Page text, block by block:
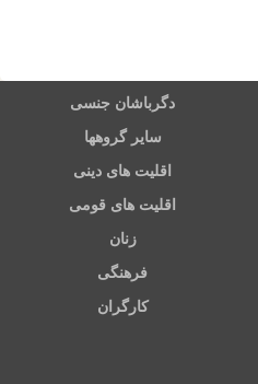
دگرباشان جنسی
سایر گروهها
اقلیت های دینی
اقلیت های قومی
زنان
فرهنگی
کارگران